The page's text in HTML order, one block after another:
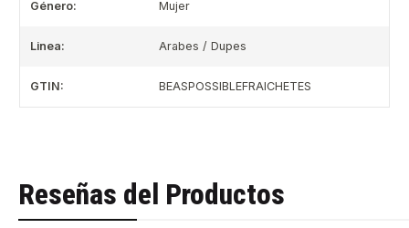
Género: Mujer
Linea: Arabes / Dupes
GTIN: BEASPOSSIBLEFRAICHETES
Reseñas del Productos